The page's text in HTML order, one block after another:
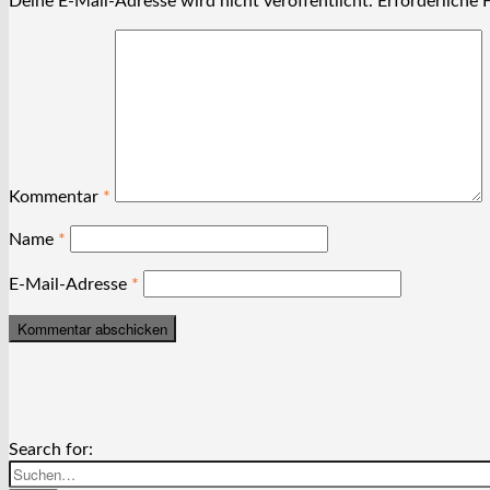
Kommentar *
Name *
E-Mail-Adresse *
Search for: